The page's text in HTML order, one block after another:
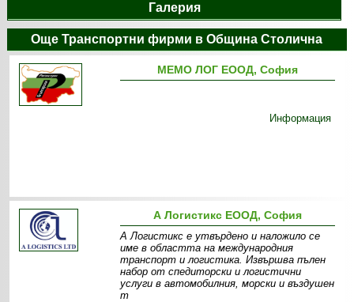
Галерия
Още Транспортни фирми в Община Столична
МЕМО ЛОГ ЕООД, София
Информация
А Логистикс ЕООД, София
А Логистикс е утвърдено и наложило се
име в областта на международния
транспорт и логистика. Извършва пълен
набор от спедиторски и логистични
услуги в автомобилния, морски и въздушен
т